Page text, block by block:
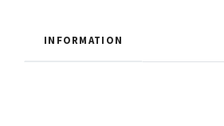
INFORMATION